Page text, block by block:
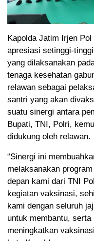
Kapolda Jatim Irjen
apresiasi setinggi-
yang dilaksanakan
tenaga kesehatan
relawan sebagai
santri yang akan
suatu sinergi antara
Bupati, TNI, Polri,
didukung oleh relawan.
“Sinergi ini
melaksanakan
depan kami dari TNI
kegiatan vaksinasi,
kami dengan seluruh
untuk membantu,
meningkatkan